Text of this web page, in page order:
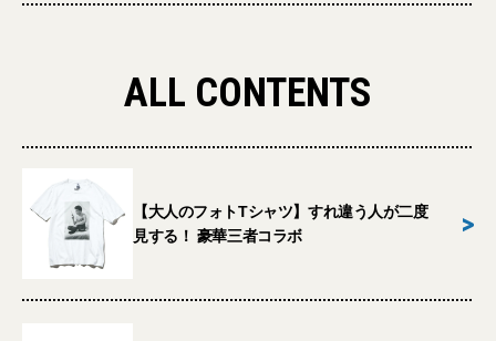
ALL CONTENTS
【大人のフォトTシャツ】すれ違う人が二度
見する！ 豪華三者コラボ
>